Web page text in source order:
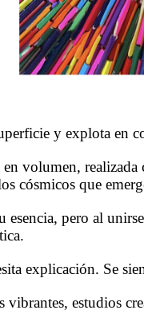
y explota en
en volumen,
cósmicos que
esencia, pero al
explicación. Se
vibrantes, estudios